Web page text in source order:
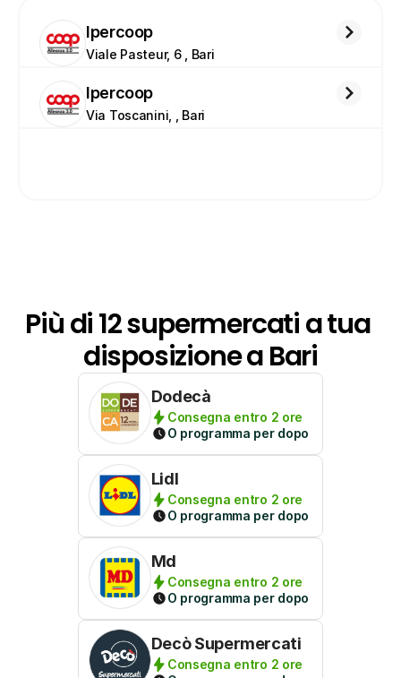
Ipercoop
Viale Pasteur, 6 , Bari
Ipercoop
Via Toscanini, , Bari
Più di 12 supermercati a tua
disposizione a Bari
Dodecà
Consegna entro 2 ore
O programma per dopo
Lidl
Consegna entro 2 ore
O programma per dopo
Md
Consegna entro 2 ore
O programma per dopo
Decò Supermercati
Consegna entro 2 ore